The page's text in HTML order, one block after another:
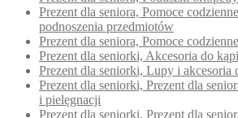
Prezent dla seniora, Pomoce
podnoszenia przedmiotów
Prezent dla seniora, Pomoce
Prezent dla seniorki, Akcesoria do
Prezent dla seniorki, Lupy i akcesoria
Prezent dla seniorki, Prezent dla
i pielęgnacji
Prezent dla seniorki, Prezent dla